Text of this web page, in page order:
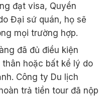
đạt visa, Quyền
Đại sứ quán, họ sẽ
mọi trường hợp.
đã đủ điều kiện
hoặc bất kể lý do
Công ty Du lịch
trả tiền tour đã nộp